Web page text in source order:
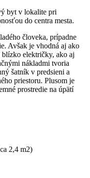
byt v lokalite pri
do centra mesta.
človeka, prípadne
Avšak je vhodná aj ako
električky, ako aj
nákladmi tvoria
šatník v predsieni a
priestoru. Plusom je
prostredie na úpätí
2,4 m2)